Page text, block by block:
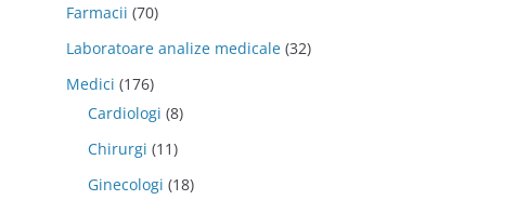
Farmacii (70)
Laboratoare analize medicale (32)
Medici (176)
Cardiologi (8)
Chirurgi (11)
Ginecologi (18)